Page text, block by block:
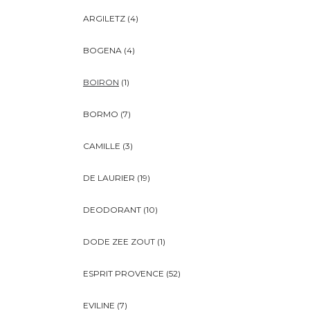
ARGILETZ (4)
BOGENA (4)
BOIRON (1)
BORMO (7)
CAMILLE (3)
DE LAURIER (19)
DEODORANT (10)
DODE ZEE ZOUT (1)
ESPRIT PROVENCE (52)
EVILINE (7)